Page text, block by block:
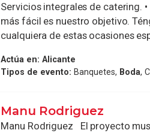
Servicios integrales de catering. •
más fácil es nuestro objetivo.
cualquiera de estas ocasiones
Actúa en: Alicante
Tipos de evento: Banquetes, Boda,
Manu Rodriguez
Manu Rodriguez El proyecto